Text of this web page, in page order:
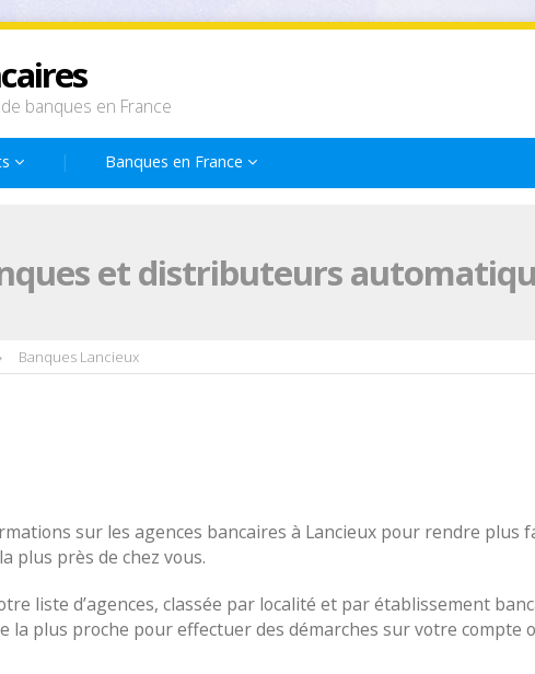
banques en France
Banques en France
et distributeurs
Banques Lancieux
sur les agences bancaires à Lancieux pour rendre plus
plus près de chez vous.
liste d’agences, classée par localité et par établissement
la plus proche pour effectuer des démarches sur votre compte